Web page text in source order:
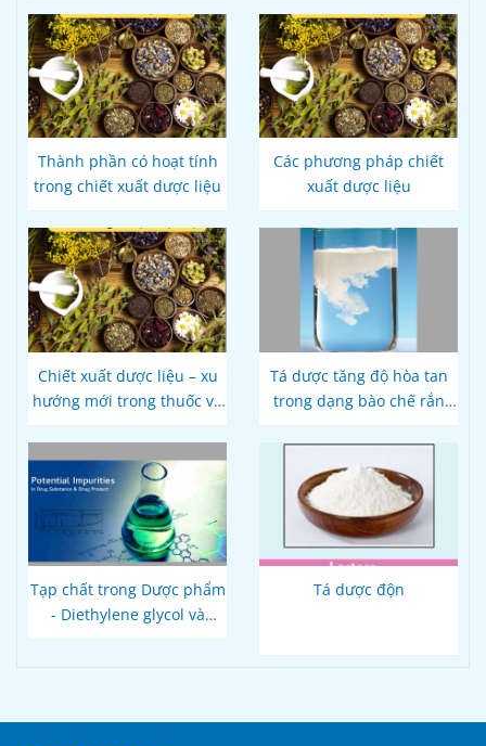
Hoá Dược Việt
Thành phần có hoạt tính
trong chiết xuất dược liệu
Các phương pháp chiết
xuất dược liệu
Chiết xuất dược liệu – xu
hướng mới trong thuốc và
Tá dược tăng độ hòa tan
trong dạng bào chế rắn
Tạp chất trong Dược phẩm
- Diethylene glycol và
sản phẩm đường uống
Tá dược độn